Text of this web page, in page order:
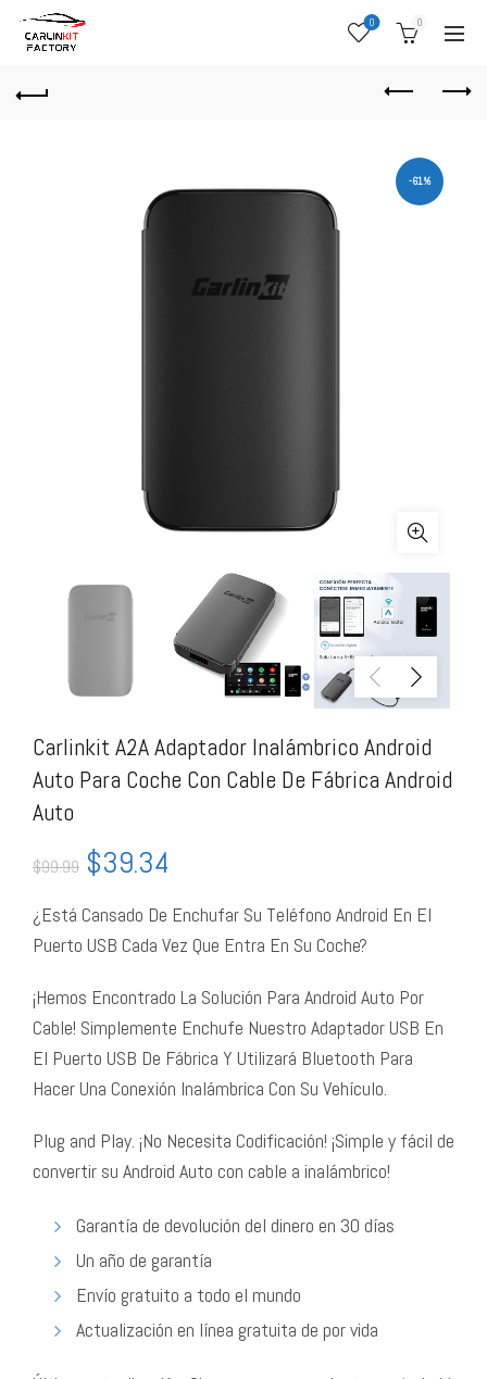
0 0
-61%
Carlinkit A2A Adaptador Inalámbrico Android
Auto Para Coche Con Cable De Fábrica Android
Auto
$99.99 $39.34
¿Está Cansado De Enchufar Su Teléfono Android En El
Puerto USB Cada Vez Que Entra En Su Coche?
¡Hemos Encontrado La Solución Para Android Auto Por
Cable! Simplemente Enchufe Nuestro Adaptador USB En
El Puerto USB De Fábrica Y Utilizará Bluetooth Para
Hacer Una Conexión Inalámbrica Con Su Vehículo.
Plug and Play. ¡No Necesita Codificación! ¡Simple y fácil de
convertir su Android Auto con cable a inalámbrico!
Garantía de devolución del dinero en 30 días
Un año de garantía
Envío gratuito a todo el mundo
Actualización en línea gratuita de por vida